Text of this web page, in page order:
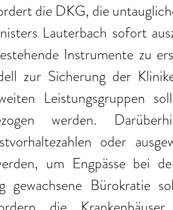
die DKG, die
Lauterbach sofort
Instrumente zu
zur Sicherung der
Leistungsgruppen
werden.
oder
um Engpässe bei
gewachsene Bürokratie